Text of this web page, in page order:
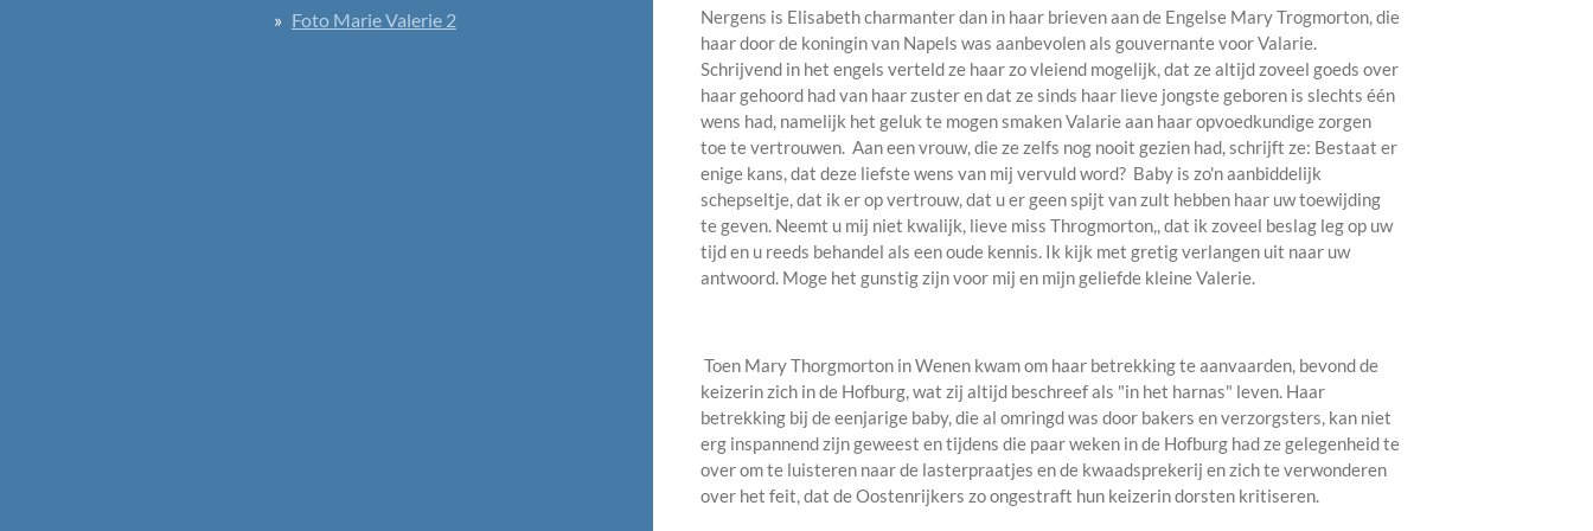
Nergens is Elisabeth charmanter dan in haar brieven aan de Engelse Mary Trogmorton, die
haar door de koningin van Napels was aanbevolen als gouvernante voor Valarie.
Schrijvend in het engels verteld ze haar zo vleiend mogelijk, dat ze altijd zoveel goeds over
haar gehoord had van haar zuster en dat ze sinds haar lieve jongste geboren is slechts één
wens had, namelijk het geluk te mogen smaken Valarie aan haar opvoedkundige zorgen
toe te vertrouwen. Aan een vrouw, die ze zelfs nog nooit gezien had, schrijft ze: Bestaat er
enige kans, dat deze liefste wens van mij vervuld word? Baby is zo'n aanbiddelijk
schepseltje, dat ik er op vertrouw, dat u er geen spijt van zult hebben haar uw toewijding
te geven. Neemt u mij niet kwalijk, lieve miss Throgmorton,, dat ik zoveel beslag leg op uw
tijd en u reeds behandel als een oude kennis. Ik kijk met gretig verlangen uit naar uw
antwoord. Moge het gunstig zijn voor mij en mijn geliefde kleine Valerie.
Toen Mary Thorgmorton in Wenen kwam om haar betrekking te aanvaarden, bevond de
keizerin zich in de Hofburg, wat zij altijd beschreef als "in het harnas" leven. Haar
betrekking bij de eenjarige baby, die al omringd was door bakers en verzorgsters, kan niet
erg inspannend zijn geweest en tijdens die paar weken in de Hofburg had ze gelegenheid te
over om te luisteren naar de lasterpraatjes en de kwaadsprekerij en zich te verwonderen
over het feit, dat de Oostenrijkers zo ongestraft hun keizerin dorsten kritiseren.
Foto Marie Valerie 2